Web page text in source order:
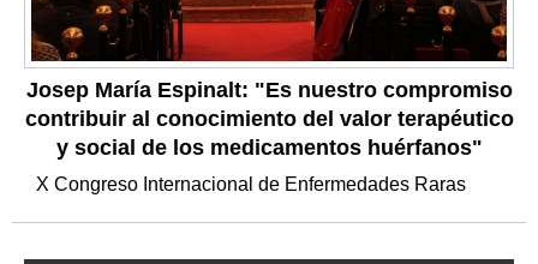
Josep María Espinalt: "Es nuestro compromiso
contribuir al conocimiento del valor terapéutico
y social de los medicamentos huérfanos"
X Congreso Internacional de Enfermedades Raras